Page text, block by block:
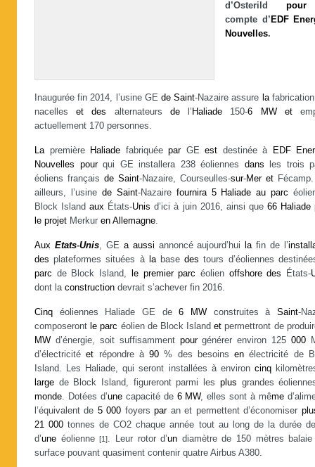
d’Osterild pour
compte d’ EDF
Nouvelles.
Inaugurée fin 2014, l’usine GE de Saint-Nazaire assure la
nacelleset des alternateurs del’ Haliade 150-6 MW et
actuellement 170 personnes.
Lapremière Haliade fabriquée parGE est destinée à EDF
Nouvelles
pourqui GE installera 238 éoliennes dans les trois
éoliens français de Saint-Nazaire, Courseulles-sur-Mer et
ailleurs, l’usine de Saint-Nazaire fournira 5 Haliade au parc
Block Islandaux États-Unis d’ici à juin 2016, ainsi que 66 Haliade
le projet Merkur en Allemagne.
Aux Etats-Unis, GE a aussi annoncé aujourd’hui lafin de l’
des plateformes situées à labasedes tours d’éoliennes
parc de Block Island, le premier parc éolien offshore des États-
dont la construction devrait s’achever fin 2016.
Cinq éoliennes Haliade GE de6 MW construites àSaint-
composeront le parc éolien de Block Islandet permettront de
MW d’énergie, soit suffisamment pourgénérer environ 125000
d’électricitéet répondre à90 % des besoinsen électricité de
Island. Les Haliade, qui seront installées à environ cinq
large de Block Island, figureront parmi les plus grandes
monde. Dotées d’unecapacité de 6 MW, elles sont à même
l’équivalent de 5 000 foyersparan et permettent d’économiser
21 000 tonnes de CO2 chaque année tout au long de la durée
d’une éolienne[1]. Leur rotor d’un diamètre de 150 mètres
surface pouvant quasiment contenir quatre Airbus A380.